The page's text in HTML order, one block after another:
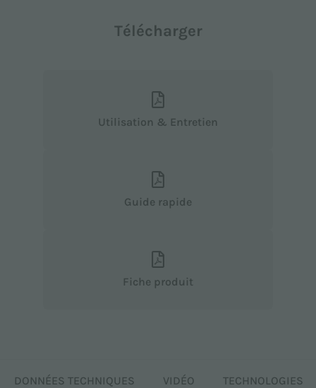
DONNÉES TECHNIQUES VIDÉO TECHNOLOGIES
Télécharger
Utilisation & Entretien
Guide rapide
Fiche produit